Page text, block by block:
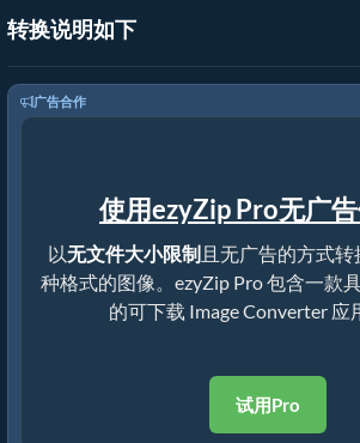
转换说明如下
广告合作
使用ezyZip Pro无广告
以无文件大小限制且无广告的方式转
种格式的图像。ezyZip Pro 包含一款
的可下载 Image Converter 应
试用Pro